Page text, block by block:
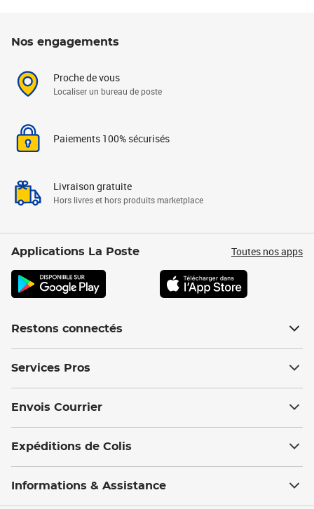
Nos engagements
Proche de vous
Localiser un bureau de poste
Paiements 100% sécurisés
Livraison gratuite
Hors livres et hors produits marketplace
Applications La Poste Toutes nos apps
Restons connectés
Services Pros
Envois Courrier
Expéditions de Colis
Informations & Assistance